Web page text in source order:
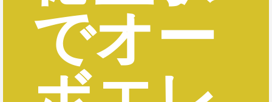
でオー